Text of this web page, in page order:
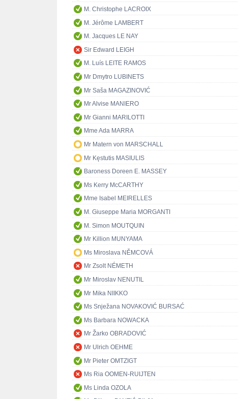
M. Christophe LACROIX
M. Jérôme LAMBERT
M. Jacques LE NAY
Sir Edward LEIGH
M. Luís LEITE RAMOS
Mr Dmytro LUBINETS
Mr Saša MAGAZINOVIĆ
Mr Alvise MANIERO
Mr Gianni MARILOTTI
Mme Ada MARRA
Mr Matern von MARSCHALL
Mr Kęstutis MASIULIS
Baroness Doreen E. MASSEY
Ms Kerry McCARTHY
Mme Isabel MEIRELLES
M. Giuseppe Maria MORGANTI
M. Simon MOUTQUIN
Mr Killion MUNYAMA
Ms Miroslava NĚMCOVÁ
Mr Zsolt NÉMETH
Mr Miroslav NENUTIL
Mr Mika NIIKKO
Ms Snježana NOVAKOVIĆ BURSAĆ
Ms Barbara NOWACKA
Mr Žarko OBRADOVIĆ
Mr Ulrich OEHME
Mr Pieter OMTZIGT
Ms Ria OOMEN-RUIJTEN
Ms Linda OZOLA